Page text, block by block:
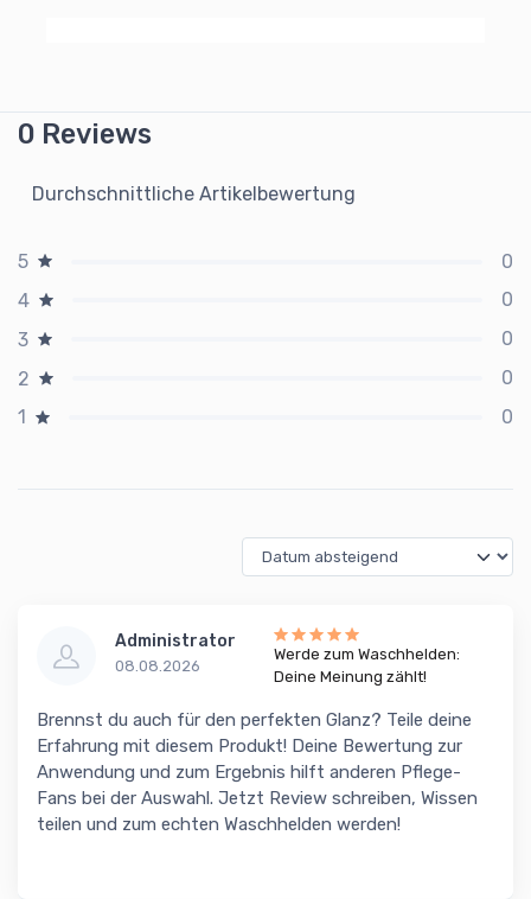
0 Reviews
Durchschnittliche Artikelbewertung
5
0
4
0
3
0
2
0
1
0
Administrator
08.08.2026
Werde zum Waschhelden:
Deine Meinung zählt!
Brennst du auch für den perfekten Glanz? Teile deine
Erfahrung mit diesem Produkt! Deine Bewertung zur
Anwendung und zum Ergebnis hilft anderen Pflege-
Fans bei der Auswahl. Jetzt Review schreiben, Wissen
teilen und zum echten Waschhelden werden!